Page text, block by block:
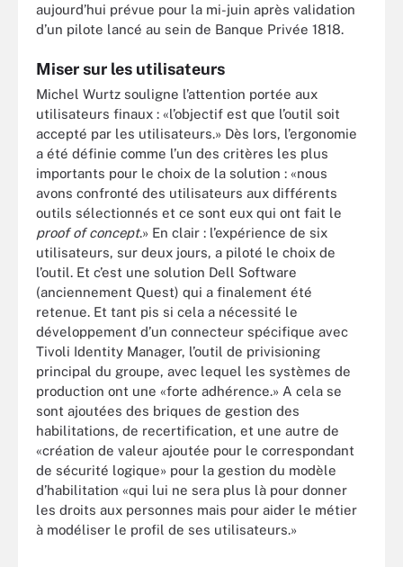
aujourd’hui prévue pour la mi-juin après validation
d’un pilote lancé au sein de Banque Privée 1818.
Miser sur les utilisateurs
Michel Wurtz souligne l’attention portée aux
utilisateurs finaux : «l’objectif est que l’outil soit
accepté par les utilisateurs.» Dès lors, l’ergonomie
a été définie comme l’un des critères les plus
importants pour le choix de la solution : «nous
avons confronté des utilisateurs aux différents
outils sélectionnés et ce sont eux qui ont fait le
proof of concept.» En clair : l’expérience de six
utilisateurs, sur deux jours, a piloté le choix de
l’outil. Et c’est une solution Dell Software
(anciennement Quest) qui a finalement été
retenue. Et tant pis si cela a nécessité le
développement d’un connecteur spécifique avec
Tivoli Identity Manager, l’outil de privisioning
principal du groupe, avec lequel les systèmes de
production ont une «forte adhérence.» A cela se
sont ajoutées des briques de gestion des
habilitations, de recertification, et une autre de
«création de valeur ajoutée pour le correspondant
de sécurité logique» pour la gestion du modèle
d’habilitation «qui lui ne sera plus là pour donner
les droits aux personnes mais pour aider le métier
à modéliser le profil de ses utilisateurs.»